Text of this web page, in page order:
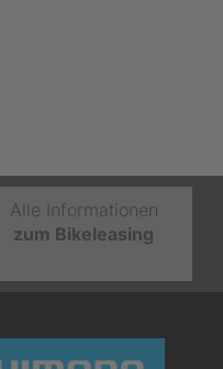
Alle Informationen
zum Bikeleasing